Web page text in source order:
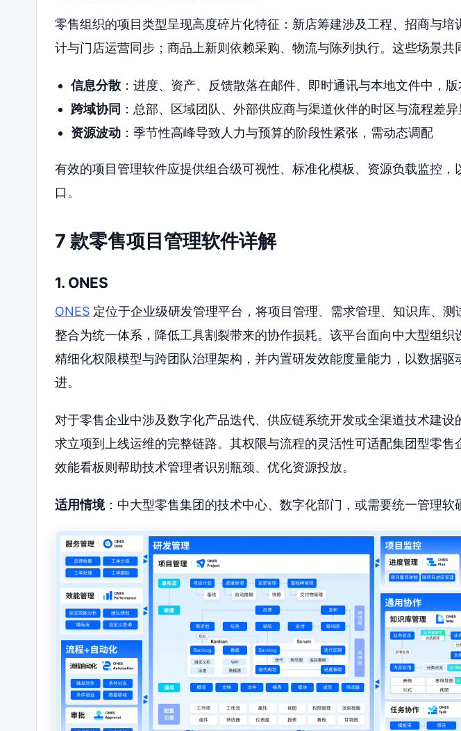
零售组织的项目类型呈现高度碎片化特征：新店筹建涉及工程、招商与培
计与门店运营同步；商品上新则依赖采购、物流与陈列执行。这些场景共
信息分散：进度、资产、反馈散落在邮件、即时通讯与本地文件中，
跨域协同 ：总部、区域团队、外部供应商与渠道伙伴的时区与流程差
资源波动：季节性高峰导致人力与预算的阶段性紧张，需动态调配
有效的项目管理软件应提供组合级可视性、标准化模板、资源负载监控，
口。
7 款零售项目管理软件详解
1. ONES
ONES 定位于企业级研发管理平台，将项目管理、需求管理、知识库、
整合为统一体系，降低工具割裂带来的协作损耗。该平台面向中大型组织
精细化权限模型与跨团队治理架构，并内置研发效能度量能力，以数据驱
进。
对于零售企业中涉及数字化产品迭代、供应链系统开发或全渠道技术建设
求立项到上线运维的完整链路。其权限与流程的灵活性可适配集团型零售
效能看板则帮助技术管理者识别瓶颈、优化资源投放。
适用情境：中大型零售集团的技术中心、数字化部门，或需要统一管理软